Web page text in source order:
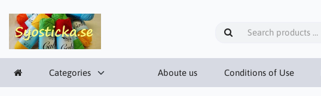
Categories Aboute us Conditions of Use